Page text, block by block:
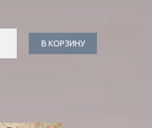
В КОРЗИНУ